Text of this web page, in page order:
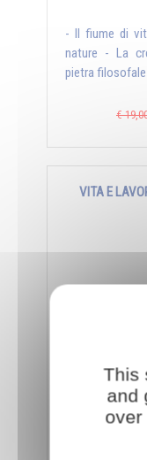
- Il fiume di
nature - La
pietra filosofale
€
VITA E
- Per il
Materia e luce
senso
This
and
over